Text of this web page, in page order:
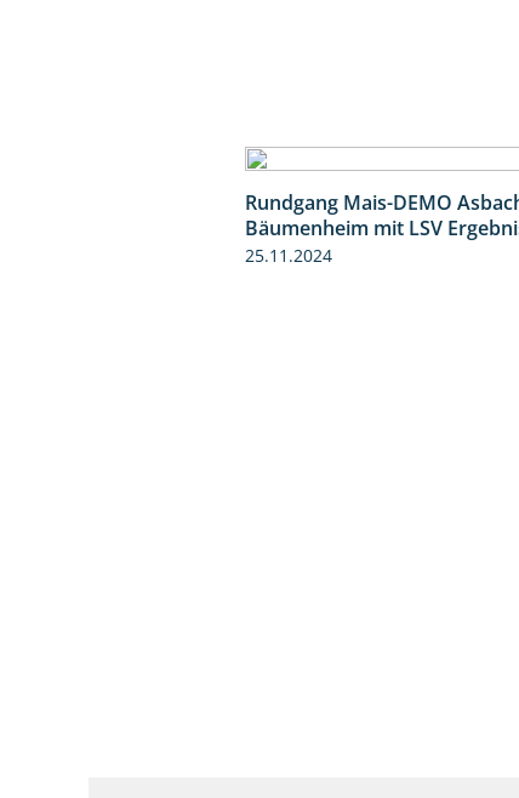
Rundgang Mais-DEMO
Bäumenheim mit LSV
25.11.2024